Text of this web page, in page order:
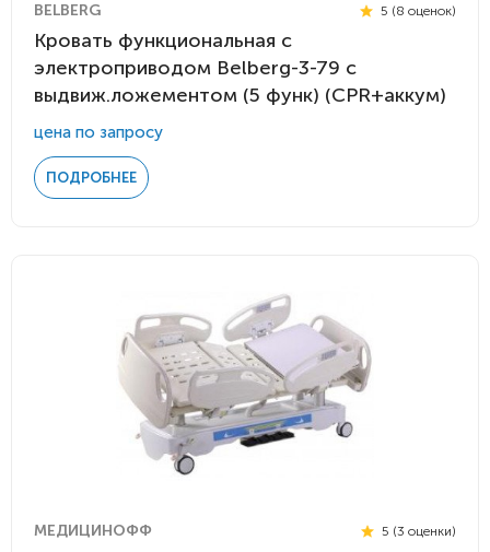
BELBERG 5 (8 оценок)
Кровать функциональная с
электроприводом Belberg-3-79 с
выдвиж.ложементом (5 функ) (CPR+аккум)
цена по запросу
ПОДРОБНЕЕ
МЕДИЦИНОФФ 5 (3 оценки)